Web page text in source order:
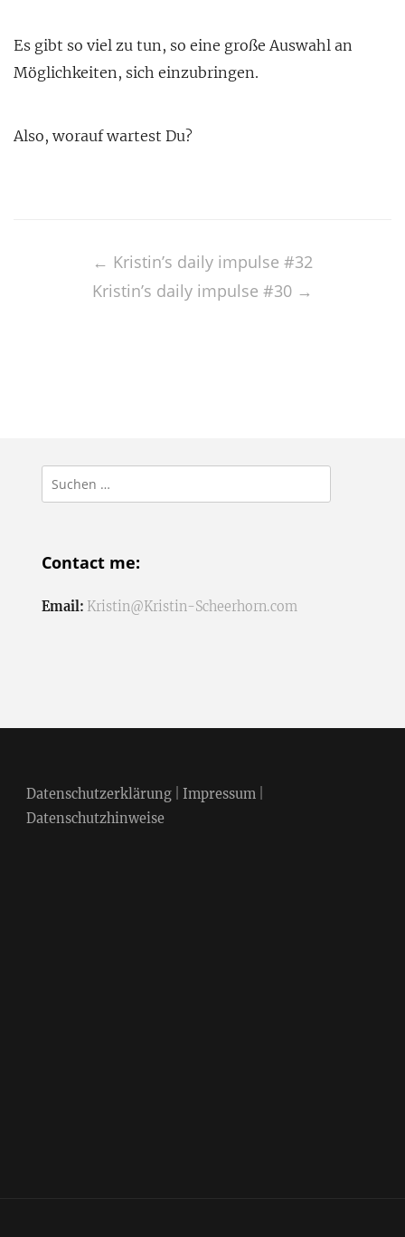
Es gibt so viel zu tun, so eine große Auswahl an
Möglichkeiten, sich einzubringen.
Also, worauf wartest Du?
navigation
← Kristin’s daily impulse #32
Kristin’s daily impulse #30 →
Suchen
nach:
Contact me:
Email: Kristin@Kristin-Scheerhorn.com
Datenschutzerklärung| Impressum|
Datenschutzhinweise